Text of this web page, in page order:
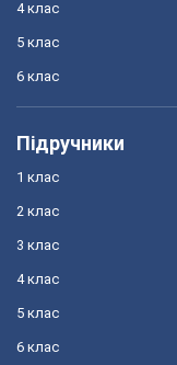
4 клас
5 клас
6 клас
Підручники
1 клас
2 клас
3 клас
4 клас
5 клас
6 клас